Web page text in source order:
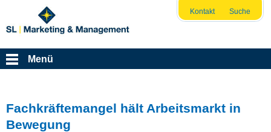
Kontakt Suche
Menü
Fachkräftemangel hält Arbeitsmarkt in
Bewegung